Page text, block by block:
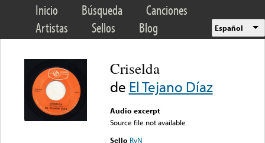
Inicio Búsqueda
Canciones
Artistas
Sellos Blog Español
Criselda
de El Tejano Díaz
Audio excerpt
Source file not available
Sello RyN